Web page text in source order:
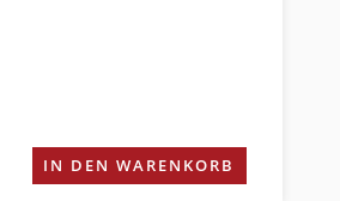
IN DEN WARENKORB